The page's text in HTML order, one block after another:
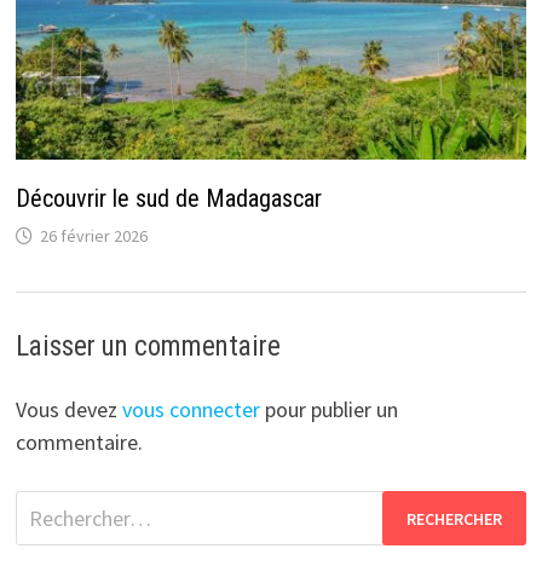
Découvrir le sud de Madagascar
26 février 2026
Laisser un commentaire
Vous devez vous connecterpour publier un
commentaire.
Rechercher :